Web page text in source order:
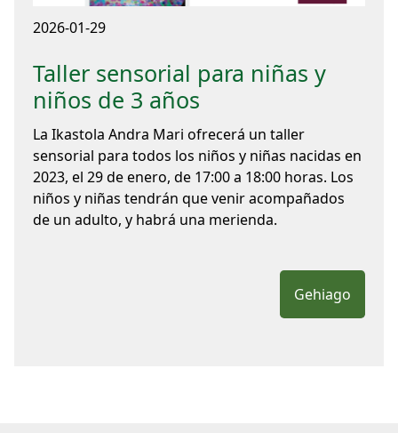
2026-01-29
Taller sensorial para niñas y
niños de 3 años
La Ikastola Andra Mari ofrecerá un taller
sensorial para todos los niños y niñas nacidas en
2023, el 29 de enero, de 17:00 a 18:00 horas. Los
niños y niñas tendrán que venir acompañados
de un adulto, y habrá una merienda.
Gehiago